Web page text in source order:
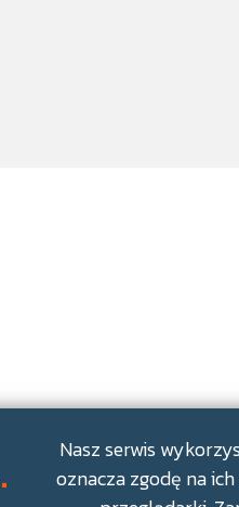
.
Nasz serwis
oznacza zgodę na